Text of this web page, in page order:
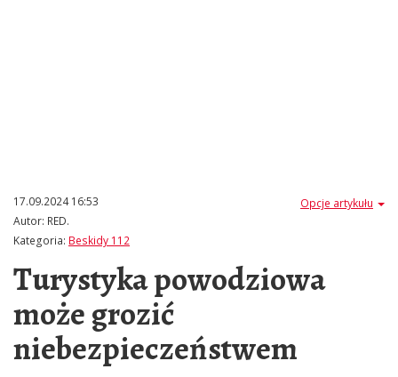
Opcje artykułu
17.09.2024 16:53
Autor: RED.
Kategoria: Beskidy 112
Turystyka powodziowa
może grozić
niebezpieczeństwem